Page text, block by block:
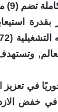
على طول مسار القطار.
في تعزيز